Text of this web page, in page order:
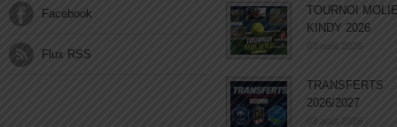
Facebook
Flux RSS
TOURNOI
KINDY 2026
03 août 2026
TRANSFERTS
2026/2027
03 août 2026